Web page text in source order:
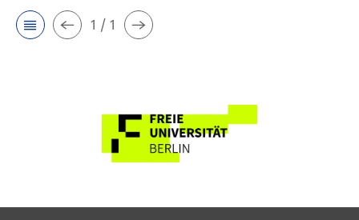
1 / 1